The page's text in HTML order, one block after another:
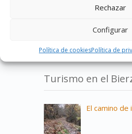
Rechazar
Configurar
Política de cookiesPolítica de
Los canales romanos
Turismo en el
El camino de